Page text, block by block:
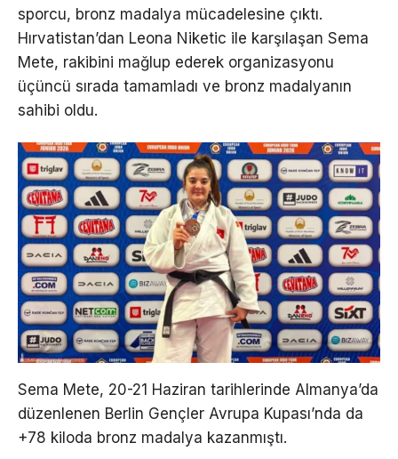
sporcu, bronz madalya mücadelesine çıktı.
Hırvatistan’dan Leona Niketic ile karşılaşan Sema
Mete, rakibini mağlup ederek organizasyonu
üçüncü sırada tamamladı ve bronz madalyanın
sahibi oldu.
Sema Mete, 20-21 Haziran tarihlerinde Almanya’da
düzenlenen Berlin Gençler Avrupa Kupası’nda da
+78 kiloda bronz madalya kazanmıştı.